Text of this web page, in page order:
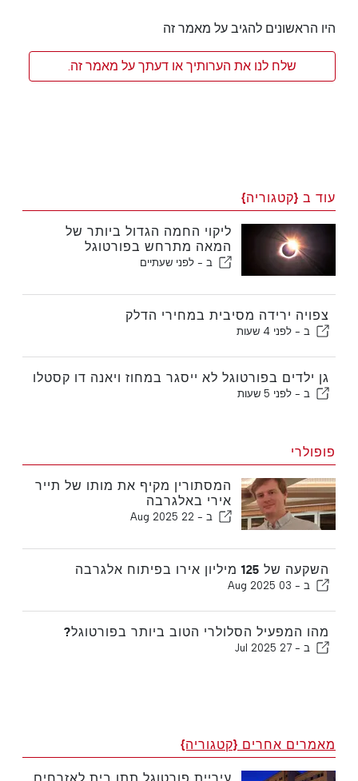
היו הראשונים להגיב על מאמר זה
שלח לנו את הערותיך או דעתך על מאמר זה.
עוד ב {קטגוריה}
ליקוי החמה הגדול ביותר של
המאה מתרחש בפורטוגל
ב - לפני שעתיים
צפויה ירידה מסיבית במחירי הדלק
ב - לפני 4 שעות
גן ילדים בפורטוגל לא ייסגר במחוז ויאנה דו קסטלו
ב - לפני 5 שעות
פופולרי
המסתורין מקיף את מותו של תייר
אירי באלגרבה
ב - 22 Aug 2025
השקעה של 125 מיליון אירו בפיתוח אלגרבה
ב - 03 Aug 2025
מהו המפעיל הסלולרי הטוב ביותר בפורטוגל?
ב - 27 Jul 2025
מאמרים אחרים {קטגוריה}